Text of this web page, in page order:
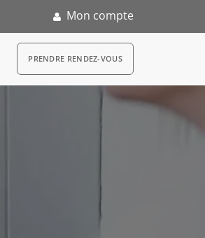
Mon compte
RDV
PRENDRE RENDEZ-VOUS